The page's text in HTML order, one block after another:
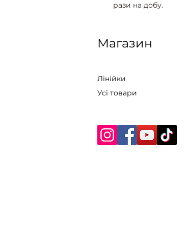
рази на добу.
Магазин
Лінійки
Усі товари